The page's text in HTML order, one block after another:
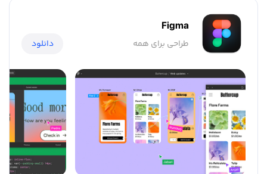
Figma
طراحی برای همه دانلود